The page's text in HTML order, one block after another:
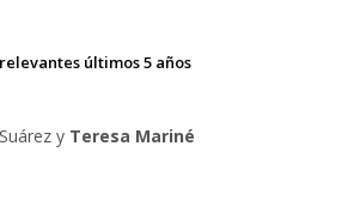
últimos 5 años
y Teresa Mariné